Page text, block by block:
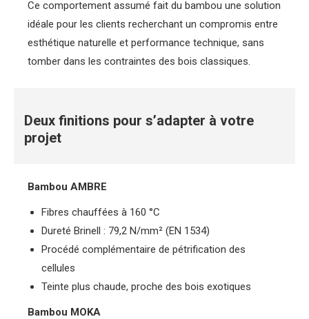
Ce comportement assumé fait du bambou une solution
idéale pour les clients recherchant un compromis entre
esthétique naturelle et performance technique, sans
tomber dans les contraintes des bois classiques.
Deux finitions pour s’adapter à votre
projet
Bambou AMBRE
Fibres chauffées à 160 °C
Dureté Brinell : 79,2 N/mm² (EN 1534)
Procédé complémentaire de pétrification des
cellules
Teinte plus chaude, proche des bois exotiques
Bambou MOKA